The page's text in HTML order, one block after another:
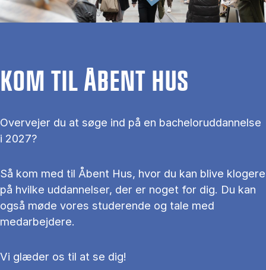
KOM TIL ÅBENT HUS
Overvejer du at søge ind på en bacheloruddannelse
i 2027?
Så kom med til Åbent Hus, hvor du kan blive klogere
på hvilke uddannelser, der er noget for dig. Du kan
også møde vores studerende og tale med
medarbejdere.
Vi glæder os til at se dig!